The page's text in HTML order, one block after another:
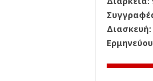
Διασκευή: